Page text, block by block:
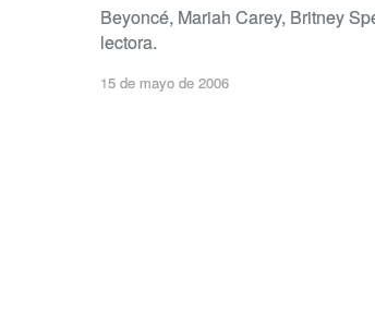
Beyoncé, Mariah Carey, Britney
lectora.
15 de mayo de 2006